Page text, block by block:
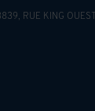
RUE KING OUEST